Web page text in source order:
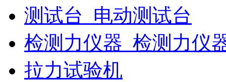
测试台_电动测试台
检测力仪器_检测力仪
拉力试验机